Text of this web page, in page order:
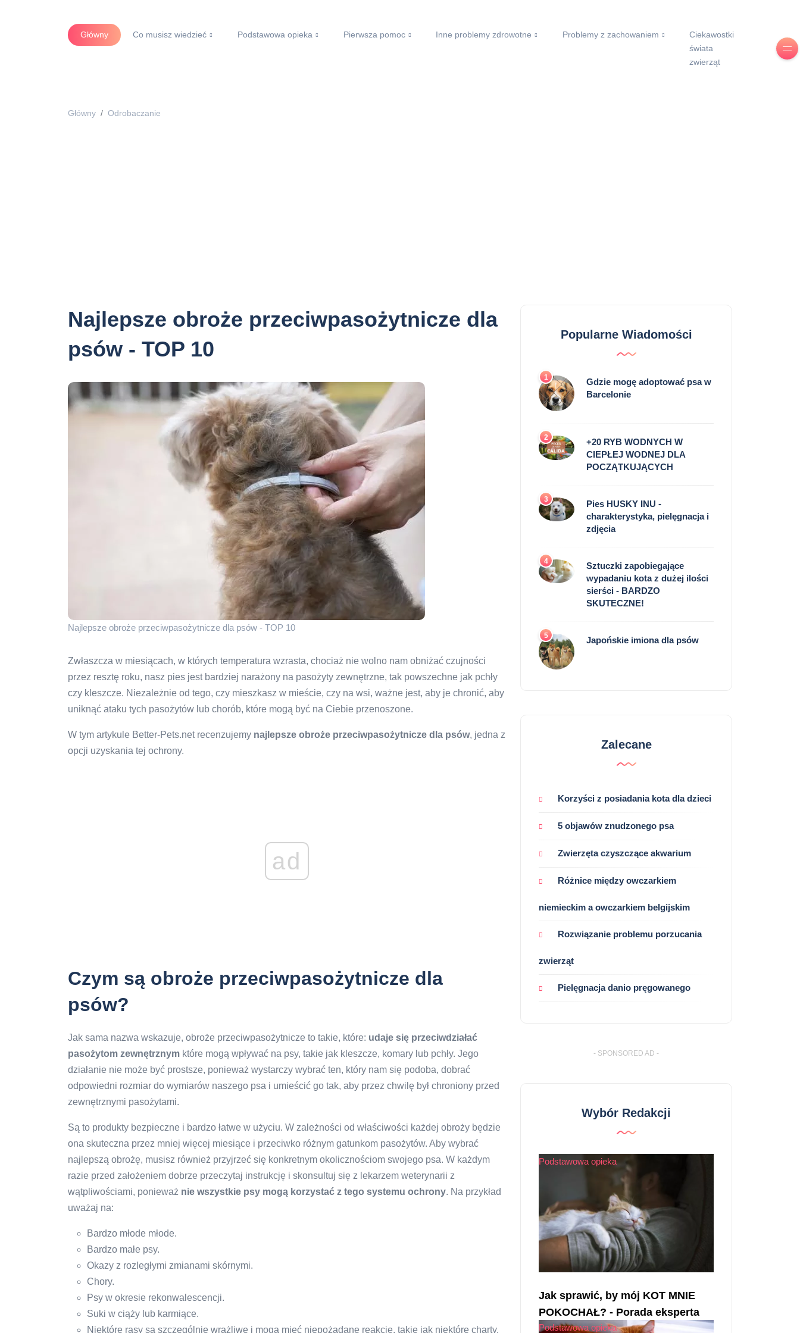
Główny Co musisz wiedzieć Podstawowa opieka Pierwsza pomoc Inne problemy zdrowotne Problemy z zachowaniem
Ciekawostki
świata
zwierząt
Główny Odrobaczanie
Najlepsze obroże przeciwpasożytnicze dla
psów - TOP 10
Najlepsze obroże przeciwpasożytnicze dla psów - TOP 10
Zwłaszcza w miesiącach, w których temperatura wzrasta, chociaż nie wolno nam obniżać czujności
przez resztę roku, nasz pies jest bardziej narażony na pasożyty zewnętrzne, tak powszechne jak pchły
czy kleszcze. Niezależnie od tego, czy mieszkasz w mieście, czy na wsi, ważne jest, aby je chronić, aby
uniknąć ataku tych pasożytów lub chorób, które mogą być na Ciebie przenoszone.
W tym artykule Better-Pets.net recenzujemy najlepsze obroże przeciwpasożytnicze dla psów, jedna z
opcji uzyskania tej ochrony.
ad
Czym są obroże przeciwpasożytnicze dla
psów?
Jak sama nazwa wskazuje, obroże przeciwpasożytnicze to takie, które: udaje się przeciwdziałać
pasożytom zewnętrznym które mogą wpływać na psy, takie jak kleszcze, komary lub pchły. Jego
działanie nie może być prostsze, ponieważ wystarczy wybrać ten, który nam się podoba, dobrać
odpowiedni rozmiar do wymiarów naszego psa i umieścić go tak, aby przez chwilę był chroniony przed
zewnętrznymi pasożytami.
Są to produkty bezpieczne i bardzo łatwe w użyciu. W zależności od właściwości każdej obroży będzie
ona skuteczna przez mniej więcej miesiące i przeciwko różnym gatunkom pasożytów. Aby wybrać
najlepszą obrożę, musisz również przyjrzeć się konkretnym okolicznościom swojego psa. W każdym
razie przed założeniem dobrze przeczytaj instrukcję i skonsultuj się z lekarzem weterynarii z
wątpliwościami, ponieważ nie wszystkie psy mogą korzystać z tego systemu ochrony. Na przykład
uważaj na:
Bardzo młode młode.
Bardzo małe psy.
Okazy z rozległymi zmianami skórnymi.
Chory.
Psy w okresie rekonwalescencji.
Suki w ciąży lub karmiące.
Niektóre rasy są szczególnie wrażliwe i mogą mieć niepożądane reakcje, takie jak niektóre charty.
Popularne Wiadomości
1
Gdzie mogę adoptować psa w
Barcelonie
2
+20 RYB WODNYCH W
CIEPŁEJ WODNEJ DLA
POCZĄTKUJĄCYCH
3
Pies HUSKY INU -
charakterystyka, pielęgnacja i
zdjęcia
4
Sztuczki zapobiegające
wypadaniu kota z dużej ilości
sierści - BARDZO
SKUTECZNE!
5 Japońskie imiona dla psów
Zalecane
Korzyści z posiadania kota dla dzieci
5 objawów znudzonego psa
Zwierzęta czyszczące akwarium
Różnice między owczarkiem
niemieckim a owczarkiem belgijskim
Rozwiązanie problemu porzucania
zwierząt
Pielęgnacja danio pręgowanego
- SPONSORED AD -
Wybór Redakcji
Podstawowa opieka
Jak sprawić, by mój KOT MNIE
POKOCHAŁ? - Porada eksperta
Podstawowa opieka